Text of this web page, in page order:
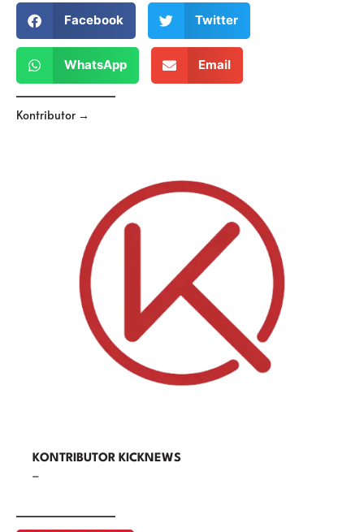
Facebook Twitter
WhatsApp Email
Kontributor →
KONTRIBUTOR KICKNEWS
–